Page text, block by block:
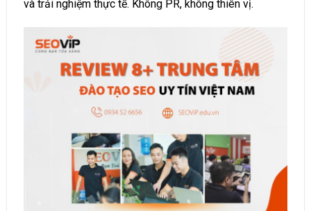
và trải nghiệm thực tế. Không PR, không thiên vị.